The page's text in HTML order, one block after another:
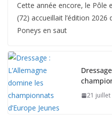
Cette année encore, le Pôle
(72) accueillait l’édition 2026
Poneys en saut
21 juillet